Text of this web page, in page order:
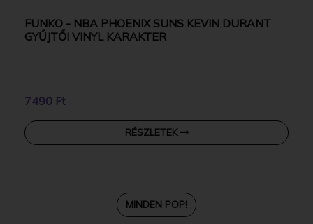
FUNKO - NBA PHOENIX SUNS KEVIN DURANT
GYŰJTŐI VINYL KARAKTER
7490 Ft
RÉSZLETEK
MINDEN POP!